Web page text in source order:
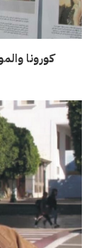
كورونا